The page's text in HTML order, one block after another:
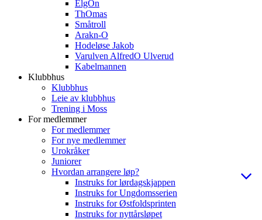
ElgOn
ThOmas
Småtroll
Arakn-O
Hodeløse Jakob
Varulven AlfredO Ulverud
Kabelmannen
Klubbhus
Klubbhus
Leie av klubbhus
Trening i Moss
For medlemmer
For medlemmer
For nye medlemmer
Urokråker
Juniorer
Hvordan arrangere løp?
Instruks for lørdagskjappen
Instruks for Ungdomsserien
Instruks for Østfoldsprinten
Instruks for nyttårsløpet